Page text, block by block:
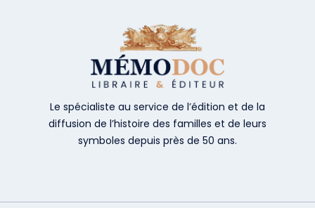
Le spécialiste au service de l’édition et de la
diffusion de l’histoire des familles et de leurs
symboles depuis près de 50 ans.